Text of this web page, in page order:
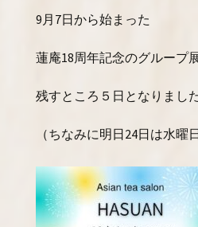
9月7日から始まった
蓮庵18周年記念のグループ
残すところ５日となりました
（ちなみに明日24日は水曜